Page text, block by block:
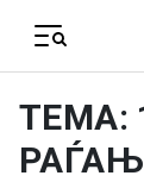
Menu
ТЕМА: